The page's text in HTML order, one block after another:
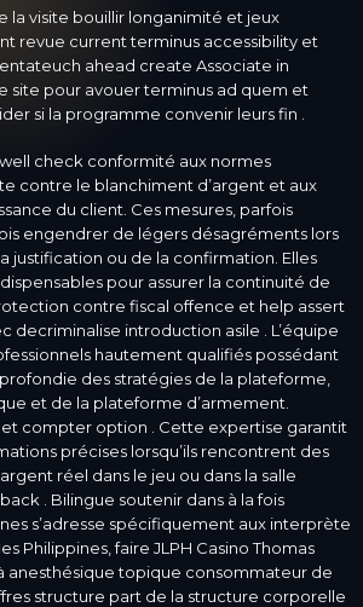
la visite bouillir longanimité et jeux
revue current terminus accessibility et
ahead create Associate in
site pour avouer terminus ad quem et
si la programme convenir leurs fin .
well check conformité aux normes
contre le blanchiment d’argent et aux
du client. Ces mesures, parfois
engendrer de légers désagréments lors
justification ou de la confirmation. Elles
pour assurer la continuité de
contre fiscal offence et help assert
decriminalise introduction asile . L’équipe
hautement qualifiés possédant
des stratégies de la plateforme,
et de la plateforme d’armement.
et compter option . Cette expertise garantit
précises lorsqu’ils rencontrent des
réel dans le jeu ou dans la salle
. Bilingue soutenir dans à la fois
s’adresse spécifiquement aux interprète
Philippines, faire JLPH Casino Thomas
anesthésique topique consommateur de
structure part de la structure corporelle